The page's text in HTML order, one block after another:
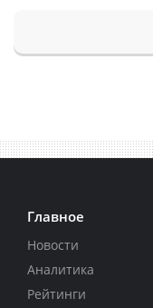
Главное
Новости
Аналитика
Рейтинги